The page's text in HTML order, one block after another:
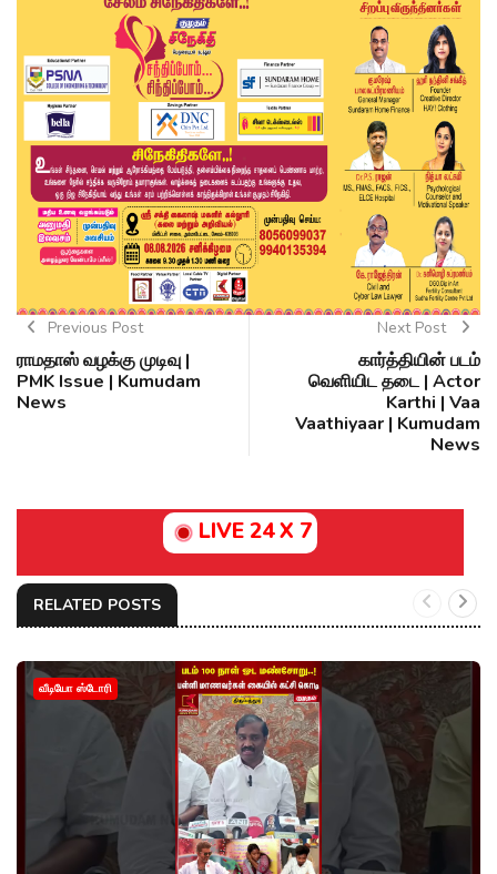
Previous Post
ராமதாஸ் வழக்கு முடிவு |
PMK Issue | Kumudam
News
Next Post
கார்த்தியின் படம்
வெளியிட தடை | Actor
Karthi | Vaa
Vaathiyaar | Kumudam
News
LIVE 24 X 7
RELATED POSTS
வீடியோ ஸ்டோரி